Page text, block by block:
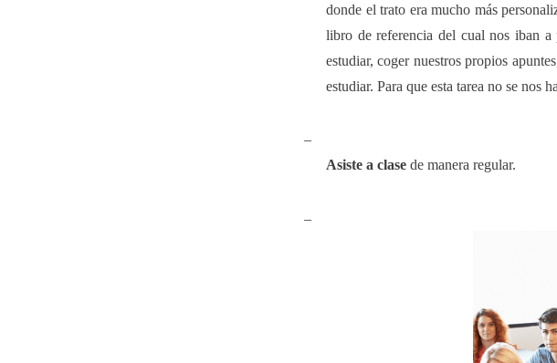
donde el trato era mucho más
libro de referencia del cual nos iban
estudiar, coger nuestros propios
estudiar. Para que esta tarea no se nos
–
Asiste a clase de manera regular.
–